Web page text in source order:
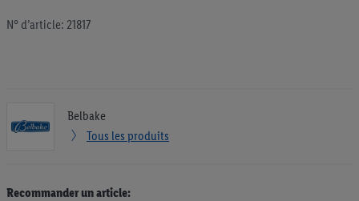
N° d’article: 21817
Belbake
Tous les produits
Recommander un article: